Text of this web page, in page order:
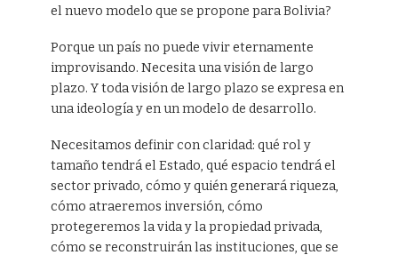
el nuevo modelo que se propone para Bolivia?
Porque un país no puede vivir eternamente
improvisando. Necesita una visión de largo
plazo. Y toda visión de largo plazo se expresa en
una ideología y en un modelo de desarrollo.
Necesitamos definir con claridad: qué rol y
tamaño tendrá el Estado, qué espacio tendrá el
sector privado, cómo y quién generará riqueza,
cómo atraeremos inversión, cómo
protegeremos la vida y la propiedad privada,
cómo se reconstruirán las instituciones, que se